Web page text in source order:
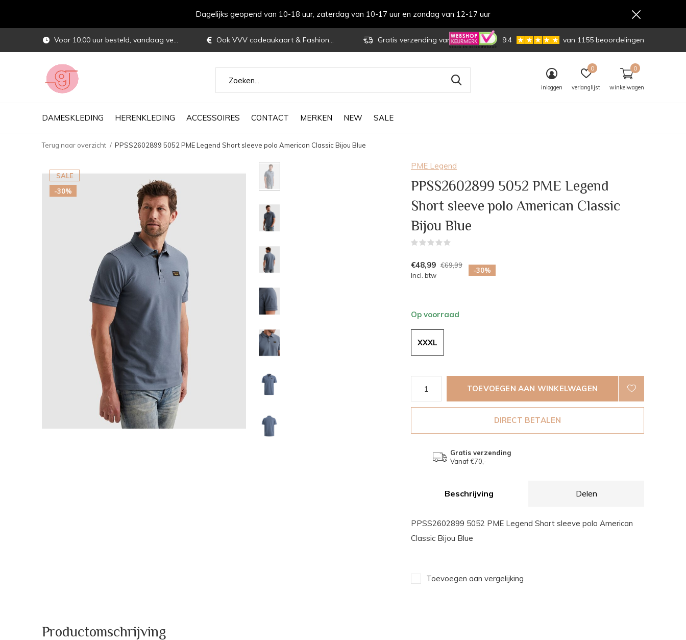
DAMESKLEDING HERENKLEDING ACCESSOIRES CONTACT MERKEN NEW SALE
inloggen verlanglijst
0
winkelwagen
0
Voor 10.00 uur besteld, vandaag verstuurd Ook VVV cadeaukaart & Fashioncheque Gratis verzending vanaf € 70,- 9.4 van 1155 beoordelingen
Dagelijks geopend van 10-18 uur, zaterdag van 10-17 uur en zondag van 12-17 uur
Terug naar overzicht PPSS2602899 5052 PME Legend Short sleeve polo American Classic Bijou Blue
SALE
-30%
PME Legend
PPSS2602899 5052 PME Legend
Short sleeve polo American Classic
Bijou Blue
€48,99 €69,99
Incl. btw
-30%
Op voorraad
XXXL
TOEVOEGEN AAN WINKELWAGEN
DIRECT BETALEN
Gratis verzending
Vanaf €70,-
Beschrijving Delen
PPSS2602899 5052 PME Legend Short sleeve polo American
Classic Bijou Blue
Toevoegen aan vergelijking
Productomschrijving